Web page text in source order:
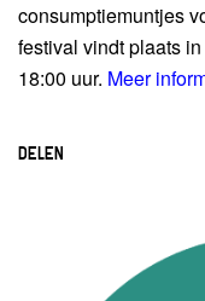
consumptiemuntjes
festival vindt plaats
18:00 uur. Meer
DELEN